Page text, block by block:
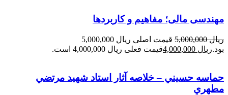
مهندسی مالی؛ مفاهیم و کاربردها
ریال5,000,000
قیمت اصلی ریال 5,000,000
بود.ریال قیمت فعلی ریال 4,000,000 است.
حماسه حسيني – خلاصه آثار استاد شهيد مرتضي
مطهري